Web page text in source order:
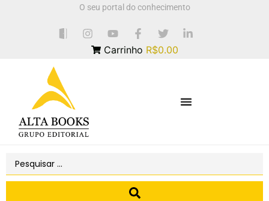
O seu portal do conhecimento
Carrinho R$0.00